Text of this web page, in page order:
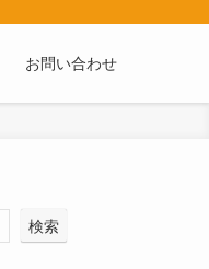
お問い合わせ
検索